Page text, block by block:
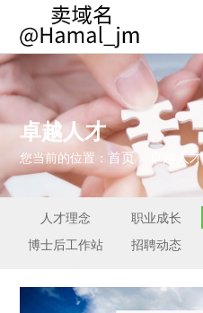
卓越人才
您当前的位置：首页 > 卓越人才
人才理念 职业成长
博士后工作站
招聘动态